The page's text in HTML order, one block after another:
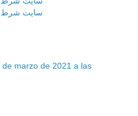
سایت شرط